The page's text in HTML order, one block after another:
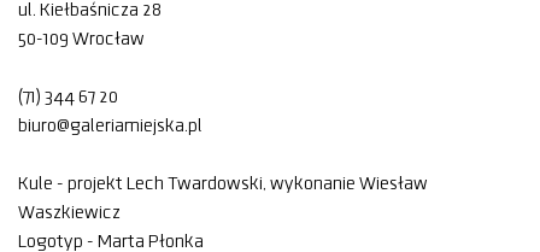
ul. Kiełbaśnicza 28
50-109 Wrocław
(71) 344 67 20
biuro@galeriamiejska.pl
Kule - projekt Lech Twardowski, wykonanie Wiesław
Waszkiewicz
Logotyp - Marta Płonka